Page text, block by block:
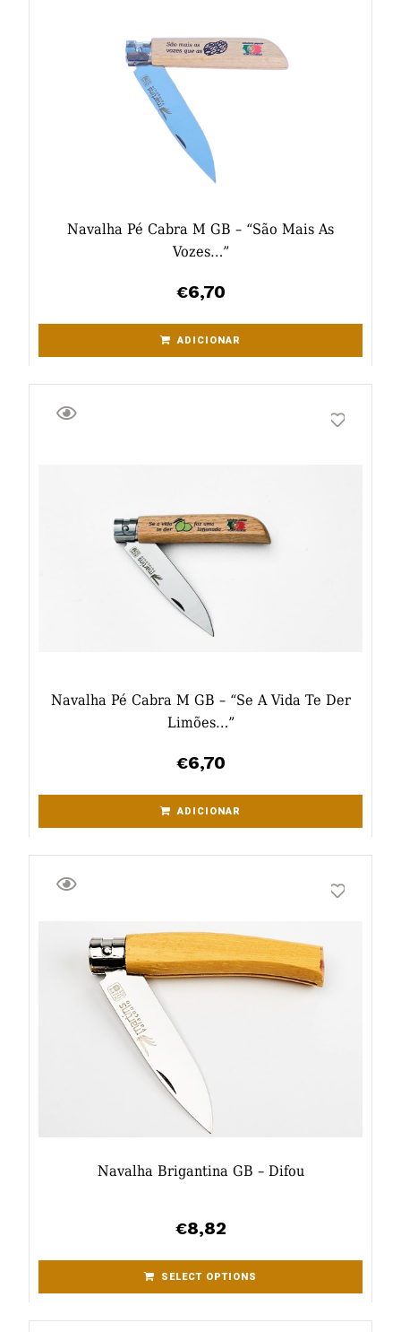
Navalha Pé Cabra M GB – “São Mais As
Vozes…”
€6,70
ADICIONAR
Navalha Pé Cabra M GB – “Se A Vida Te Der
Limões…”
€6,70
ADICIONAR
Navalha Brigantina GB – Difou
€8,82
SELECT OPTIONS